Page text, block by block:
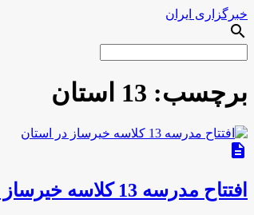
خبرگزاری ایران
search
برچسب: 13 استان
description
افتتاح مدرسه 13 کلاسه خیرساز در استان